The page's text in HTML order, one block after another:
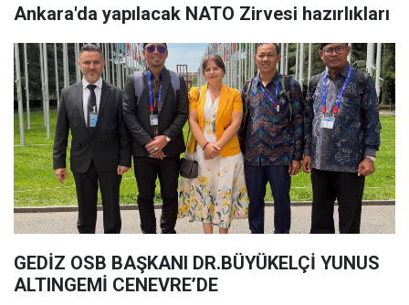
Ankara'da yapılacak NATO Zirvesi hazırlıkları
GEDİZ OSB BAŞKANI DR.BÜYÜKELÇİ YUNUS
ALTINGEMİ CENEVRE’DE